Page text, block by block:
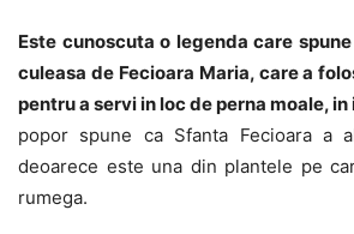
Este cunoscuta o legenda care
culeasa de Fecioara Maria, care a
pentru a servi in loc de perna moale, in
popor spune ca Sfanta Fecioara a
deoarece este una din plantele pe
rumega.